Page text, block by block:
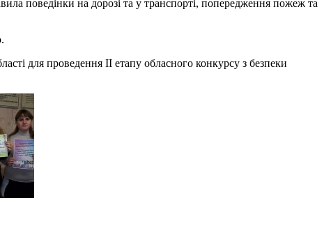
поведінки на дорозі та у транспорті, попередження пожеж та
для проведення ІІ етапу обласного конкурсу з безпеки